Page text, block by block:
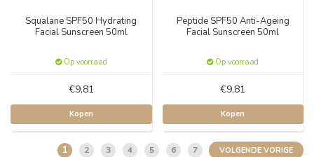
Squalane SPF50 Hydrating
Facial Sunscreen 50ml
Op voorraad
€9,81
Kopen
Peptide SPF50 Anti-Ageing
Facial Sunscreen 50ml
Op voorraad
€9,81
Kopen
1 2 3 4 5 6 7 VOLGENDE VORIGE